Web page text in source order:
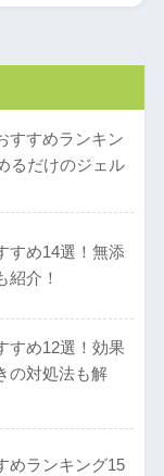
すすめランキン
るだけのジェル
すめ14選！無添
紹介！
すめ12選！効果
の対処法も解
めランキング15